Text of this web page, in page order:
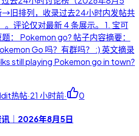
→旧排列，收录过去24小时内发帖共
。评论仅对最新 4 条展示。 1. 宝可
： Pokemon go? 帖子内容摘要：
Go 吗？有群吗？ :) 英文摘录
still playing Pokemon go in town?
热帖·21 小时前· 0
｜2026年8月5日